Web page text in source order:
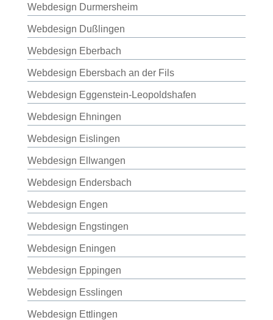
Webdesign Durmersheim
Webdesign Dußlingen
Webdesign Eberbach
Webdesign Ebersbach an der Fils
Webdesign Eggenstein-Leopoldshafen
Webdesign Ehningen
Webdesign Eislingen
Webdesign Ellwangen
Webdesign Endersbach
Webdesign Engen
Webdesign Engstingen
Webdesign Eningen
Webdesign Eppingen
Webdesign Esslingen
Webdesign Ettlingen